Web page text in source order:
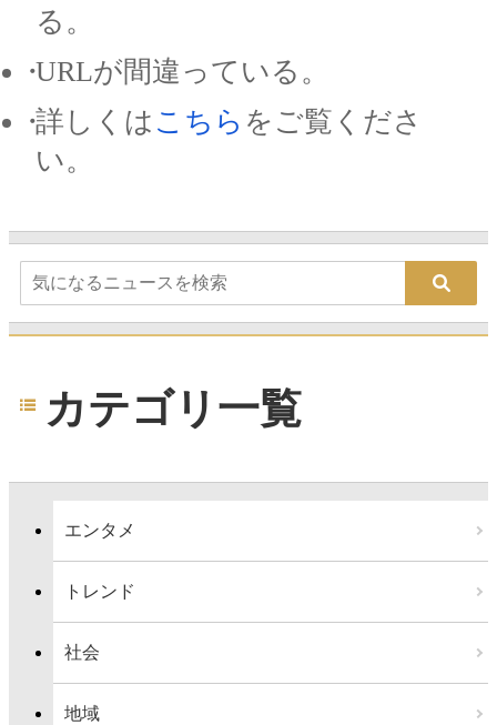
る。
URLが間違っている。
詳しくは こちら をご覧くださ
い。
カテゴリ一覧
エンタメ
トレンド
社会
地域